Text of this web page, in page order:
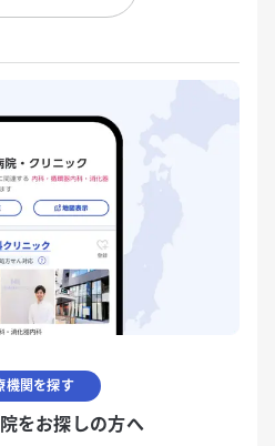
機関を探す
をお探しの方へ